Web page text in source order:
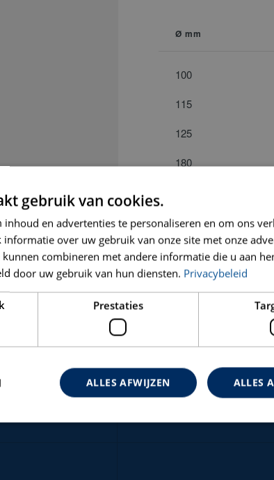
Ø mm
100
115
125
180
VOOR ALLE
gebruik van cookies.
inhoud en advertenties te personaliseren en om ons
informatie over uw gebruik van onze site met onze
kunnen combineren met andere informatie die u aan
door uw gebruik van hun diensten. Privacybeleid
Prestaties
ALLES
ALLES AFWIJZEN